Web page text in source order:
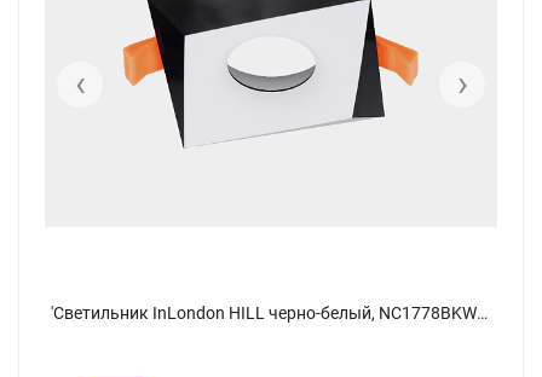
'Светильник InLondon HILL черно-белый, NC1778BKWH - фото
‹ ›